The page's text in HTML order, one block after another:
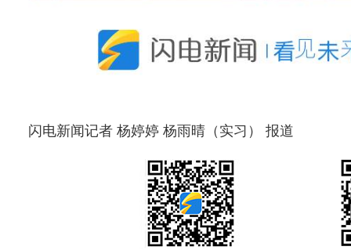
闪电新闻记者 杨婷婷 杨雨晴（实习） 报道